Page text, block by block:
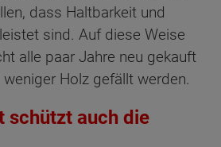
dass Haltbarkeit und
sind. Auf diese Weise
alle paar Jahre neu gekauft
Holz gefällt werden.
schützt auch die